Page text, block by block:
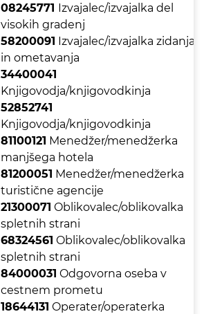
08245771 Izvajalec/izvajalka del
visokih gradenj
58200091 Izvajalec/izvajalka zidanja
in ometavanja
34400041
Knjigovodja/knjigovodkinja
52852741
Knjigovodja/knjigovodkinja
81100121 Menedžer/menedžerka
manjšega hotela
81200051 Menedžer/menedžerka
turistične agencije
21300071 Oblikovalec/oblikovalka
spletnih strani
68324561 Oblikovalec/oblikovalka
spletnih strani
84000031 Odgovorna oseba v
cestnem prometu
18644131 Operater/operaterka